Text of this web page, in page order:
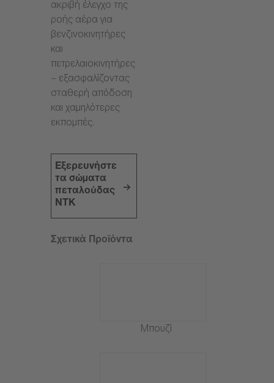
ακριβή έλεγχο της
ροής αέρα για
βενζινοκινητήρες
και
πετρελαιοκινητήρες
– εξασφαλίζοντας
σταθερή απόδοση
και χαμηλότερες
εκπομπές.
Εξερευνήστε
τα σώματα
πεταλούδας
NTK
Σχετικά Προϊόντα
Μπουζί